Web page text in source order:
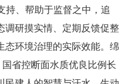
持、帮助于监督之中，追
调研摸实情、定期反馈促整
态环境治理的实际效能。绵
省控断面水质优良比例长